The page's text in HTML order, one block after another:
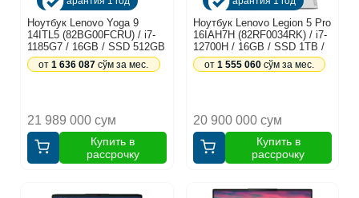
Ноутбук Lenovo Yoga 9
14ITL5 (82BG00FCRU) / i7-
1185G7 / 16GB / SSD 512GB
/ Windows 10 / 14", черный
21 989 000 сум
от1 636 087 сўм за мес.
Купить в
рассрочку
Ноутбук Lenovo Legion 5 Pro
16IAH7H (82RF0034RK) / i7-
12700H / 16GB / SSD 1TB /
RTX3060 6GB / 16", белый
20 900 000 сум
от 1 555 060сўм за мес.
Купить в
рассрочку